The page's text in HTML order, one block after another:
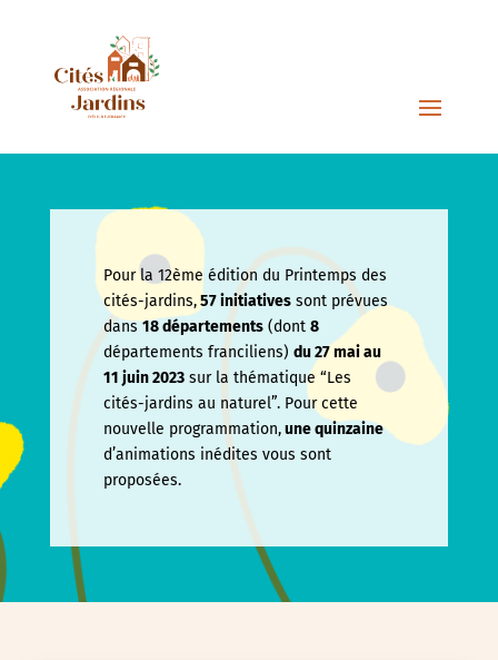
Pour la 12ème édition du Printemps des
cités-jardins,57 initiativessont prévues
dans18 départements(dont 8
départements franciliens) du 27 mai au
11 juin2023sur la thématique “Les
cités-jardins au naturel”. Pour cette
nouvelle programmation,une quinzaine
d’animations inédites vous sont
proposées.